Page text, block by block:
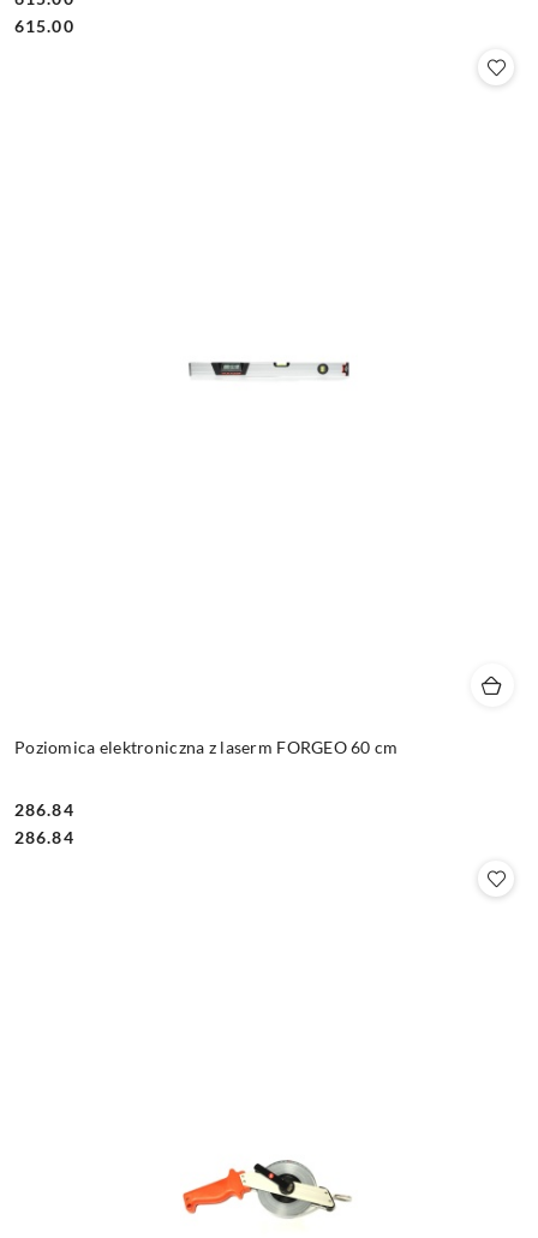
Cena:
Cena:
615.00
Poziomica elektroniczna z laserm FORGEO 60 cm
Cena:
286.84
Cena:
286.84